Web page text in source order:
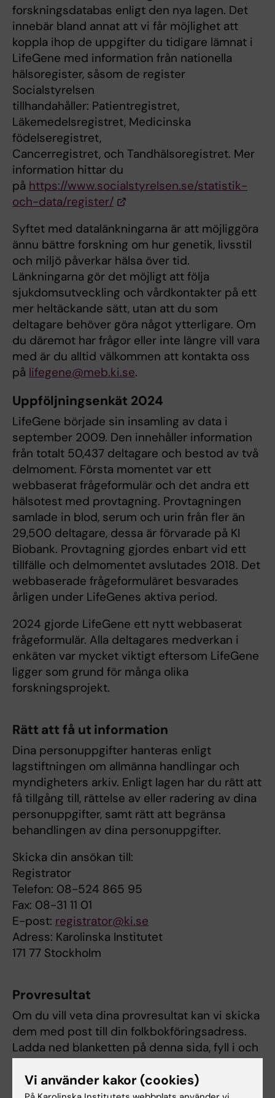
forskningsdatabas enligt den nya lagen. Det
innebär bland annat att vi får möjlighet att
koppla ihop de uppgifter du tidigare lämnat i
LifeGene med information från nationella
hälsoregister, såsom de register
Socialstyrelsen
tillhandahåller: Patientregistret,
Läkemedelsregistret, Medicinska
födelseregistret,
Cancerregistret, och Tandhälsoregistret. Mer
information hittar du
på https://www.socialstyrelsen.se/statistik-
och-data/register/
Syftet med datalänkningarna är att möjliggöra
ännu bättre forskning om hur genetik, livsstil
och miljö påverkar hälsa över tid.
Länkningarna gör det möjligt att följa
sjukdomsutveckling och vårdkontakter på ett
mer heltäckande sätt, utan att du som
deltagare behöver göra något ytterligare. Om
du däremot har frågor eller inte längre vill vara
med är du alltid välkommen att kontakta oss
på lifegene@meb.ki.se.
Uppföljningsenkät 2024
LifeGene började sin insamling av data i
september 2009. Den innehåller information
från totalt 50,437 deltagare och bestod av två
delmoment. Första momentet var ett
webbaserat frågeformulär och det andra ett
hälsotest med provtagning. Provtagningen
samlade in blod, serum och urin från fler än
29,500 deltagare, dessa är förvarade på KI
Biobank. Provtagning gjordes enbart vid ett
tillfälle och delmomentet avslutades 2018. Det
webbaserade frågeformuläret besvarades
årligen under LifeGenes aktiva period.
2024 gjorde LifeGene ett nytt webbaserat
frågeformulär. Alla deltagares medverkan i
enkäten var mycket viktigt eftersom LifeGene
ligger som grund för många olika
forskningsprojekt.
Rätt att få ut information
Dina personuppgifter hanteras enligt
lagstiftningen om allmänna handlingar och
myndigheters arkiv. Enligt lagen har du rätt att
få tillgång till, rättelse av eller radering av dina
personuppgifter, samt rätt att begränsa
behandlingen av dina personuppgifter.
Skicka din ansökan till:
Registrator
Telefon: 08-524 865 95
Fax: 08-31 11 01
E-post: registrator@ki.se
Adress: Karolinska Institutet
171 77 Stockholm
Provresultat
Om du vill veta dina provresultat kan vi skicka
dem med post till din folkbokföringsadress.
Ladda ned blanketten på denna sida, fyll i och
vill få blanketten postad till dig, maila oss i så
Vi använder kakor (cookies)